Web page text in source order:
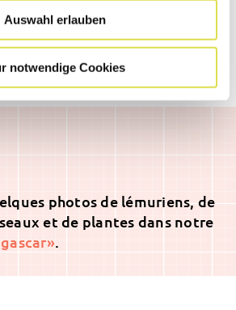
Auswahl erlauben
notwendige Cookies
des Comores. Ils y ont
les humains depuis
photos de lémuriens, de
et de plantes dans notre
.